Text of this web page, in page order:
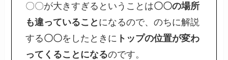
〇〇が大きすぎるということは〇〇の場所
も違っていること になるので、のちに解説
する〇〇をしたときに トップの位置が変わ
ってくることになるのです。